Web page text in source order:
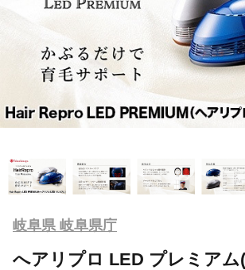
岐阜県 岐阜県庁
へアリプロ LED プレミアム